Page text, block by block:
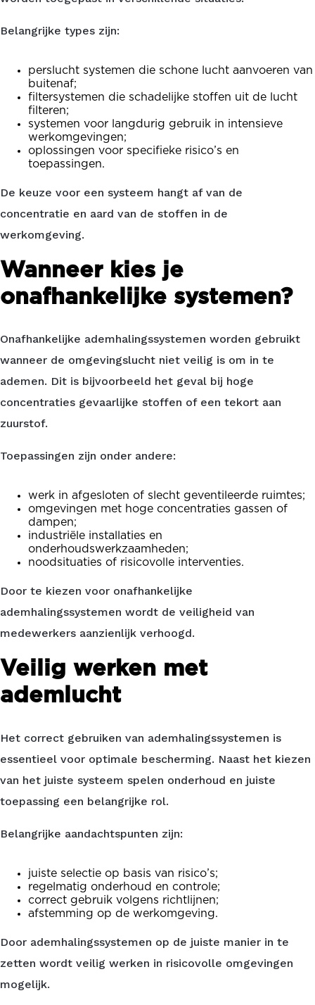
Belangrijke types zijn:
perslucht systemen die schone lucht aanvoeren van
buitenaf;
filtersystemen die schadelijke stoffen uit de lucht
filteren;
systemen voor langdurig gebruik in intensieve
werkomgevingen;
oplossingen voor specifieke risico’s en
toepassingen.
De keuze voor een systeem hangt af van de
concentratie en aard van de stoffen in de
werkomgeving.
Wanneer kies je
onafhankelijke systemen?
Onafhankelijke ademhalingssystemen worden gebruikt
wanneer de omgevingslucht niet veilig is om in te
ademen. Dit is bijvoorbeeld het geval bij hoge
concentraties gevaarlijke stoffen of een tekort aan
zuurstof.
Toepassingen zijn onder andere:
werk in afgesloten of slecht geventileerde ruimtes;
omgevingen met hoge concentraties gassen of
dampen;
industriële installaties en
onderhoudswerkzaamheden;
noodsituaties of risicovolle interventies.
Door te kiezen voor onafhankelijke
ademhalingssystemen wordt de veiligheid van
medewerkers aanzienlijk verhoogd.
Veilig werken met
ademlucht
Het correct gebruiken van ademhalingssystemen is
essentieel voor optimale bescherming. Naast het kiezen
van het juiste systeem spelen onderhoud en juiste
toepassing een belangrijke rol.
Belangrijke aandachtspunten zijn:
juiste selectie op basis van risico’s;
regelmatig onderhoud en controle;
correct gebruik volgens richtlijnen;
afstemming op de werkomgeving.
Door ademhalingssystemen op de juiste manier in te
zetten wordt veilig werken in risicovolle omgevingen
mogelijk.